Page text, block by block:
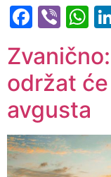
održat će
avgusta